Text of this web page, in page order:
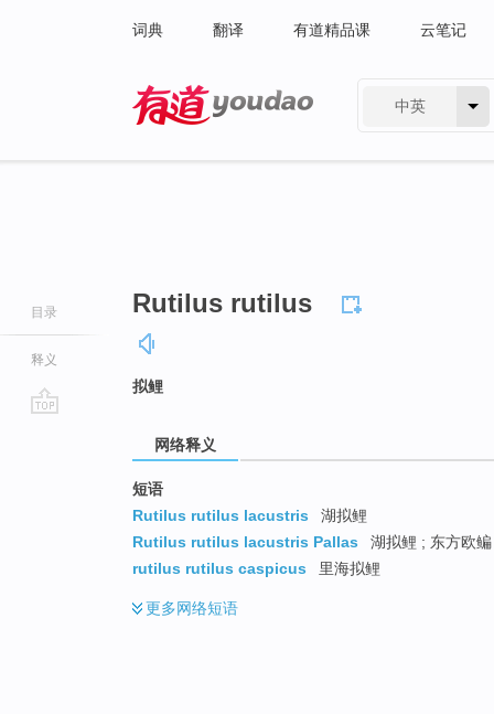
词典 翻译 有道精品课 云笔记
中英
目录
释义
Rutilus rutilus
拟鲤
网络释义
短语
Rutilus rutilus lacustris
湖拟鲤
Rutilus rutilus lacustris Pallas
湖拟鲤 ; 东方欧鳊
rutilus rutilus caspicus
里海拟鲤
更多网络短语